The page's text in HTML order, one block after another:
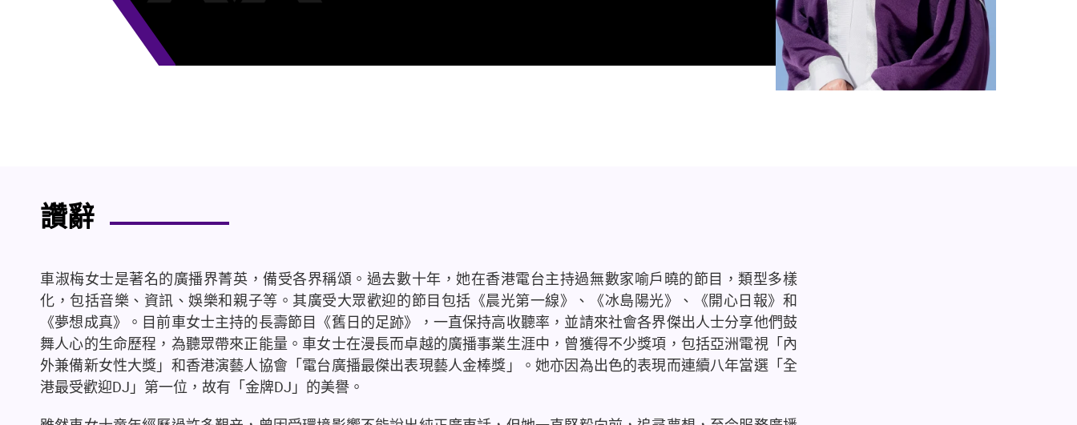
讚辭
車淑梅女士是著名的廣播界菁英，備受各界稱頌。過去數十年，她在香港電台主持過無數家喻戶曉的節目，類型多樣
化，包括音樂、資訊、娛樂和親子等。其廣受大眾歡迎的節目包括《晨光第一線》、《冰島陽光》、《開心日報》和
《夢想成真》。目前車女士主持的長壽節目《舊日的足跡》，一直保持高收聽率，並請來社會各界傑出人士分享他們鼓
舞人心的生命歷程，為聽眾帶來正能量。車女士在漫長而卓越的廣播事業生涯中，曾獲得不少獎項，包括亞洲電視「內
外兼備新女性大獎」和香港演藝人協會「電台廣播最傑出表現藝人金棒獎」。她亦因為出色的表現而連續八年當選「全
港最受歡迎DJ」第一位，故有「金牌DJ」的美譽。